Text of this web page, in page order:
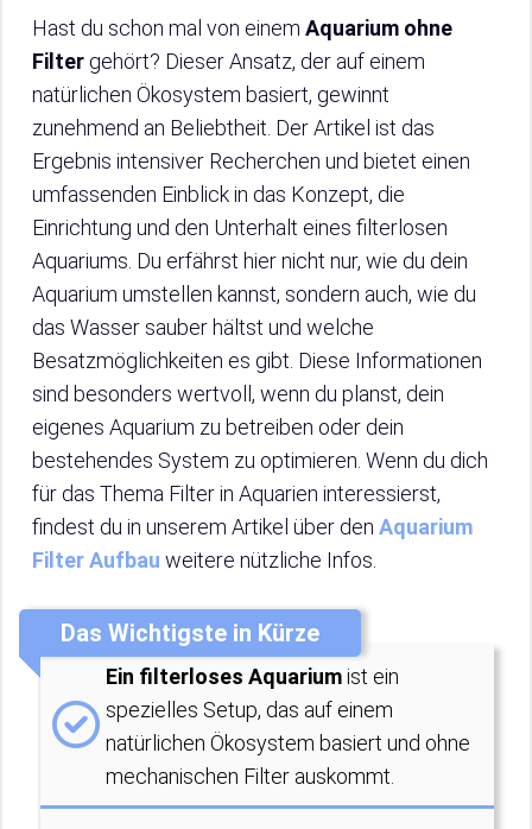
Hast du schon mal von einem Aquarium ohne
Filter gehört? Dieser Ansatz, der auf einem
natürlichen Ökosystem basiert, gewinnt
zunehmend an Beliebtheit. Der Artikel ist das
Ergebnis intensiver Recherchen und bietet einen
umfassenden Einblick in das Konzept, die
Einrichtung und den Unterhalt eines filterlosen
Aquariums. Du erfährst hier nicht nur, wie du dein
Aquarium umstellen kannst, sondern auch, wie du
das Wasser sauber hältst und welche
Besatzmöglichkeiten es gibt. Diese Informationen
sind besonders wertvoll, wenn du planst, dein
eigenes Aquarium zu betreiben oder dein
bestehendes System zu optimieren. Wenn du dich
für das Thema Filter in Aquarien interessierst,
findest du in unserem Artikel über den Aquarium
Filter Aufbau weitere nützliche Infos.
Das Wichtigste in Kürze
Ein filterloses Aquariumist ein
spezielles Setup, das auf einem
natürlichen Ökosystem basiert und ohne
mechanischen Filter auskommt.